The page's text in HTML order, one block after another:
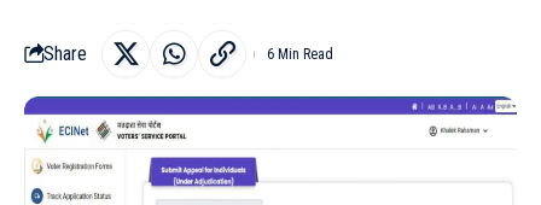
Share 6 Min Read